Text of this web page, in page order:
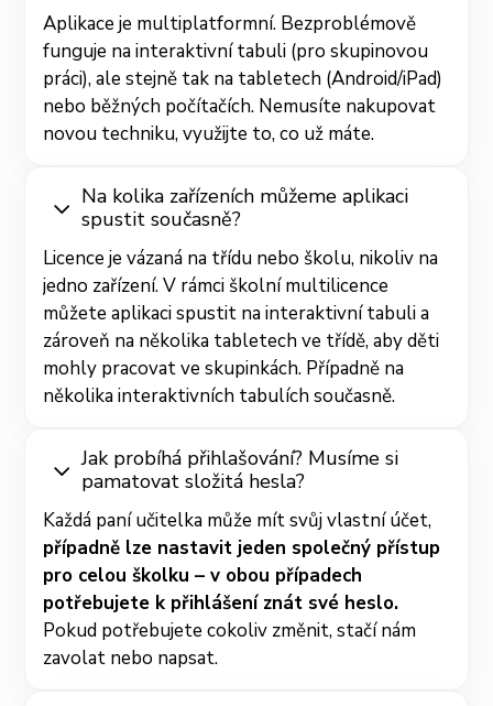
Aplikace je multiplatformní. Bezproblémově
funguje na interaktivní tabuli (pro skupinovou
práci), ale stejně tak na tabletech (Android/iPad)
nebo běžných počítačích. Nemusíte nakupovat
novou techniku, využijte to, co už máte.
Na kolika zařízeních můžeme aplikaci
spustit současně?
Licence je vázaná na třídu nebo školu, nikoliv na
jedno zařízení. V rámci školní multilicence
můžete aplikaci spustit na interaktivní tabuli a
zároveň na několika tabletech ve třídě, aby děti
mohly pracovat ve skupinkách. Případně na
několika interaktivních tabulích současně.
Jak probíhá přihlašování? Musíme si
pamatovat složitá hesla?
Každá paní učitelka může mít svůj vlastní účet,
případně lze nastavit jeden společný přístup
pro celou školku – v obou případech
potřebujete k přihlášení znát své heslo.
Pokud potřebujete cokoliv změnit, stačí nám
zavolat nebo napsat.